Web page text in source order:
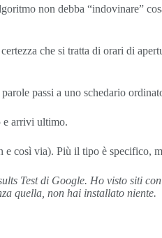
non debba “indovinare”
che si tratta di orari di
passi a uno schedario
e arrivi ultimo.
e così via). Più il tipo è specifico,
Test di Google. Ho visto siti
quella, non hai installato niente.